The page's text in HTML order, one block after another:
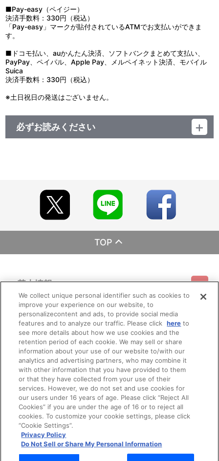
■Pay-easy（ペイジー）
決済手数料：330円（税込）
「Pay-easy」マークが貼付されているATMでお支払いができま
す。
■ドコモ払い、auかんたん決済、ソフトバンクまとめて支払い、
PayPay、ペイパル、Apple Pay、メルペイネット決済、モバイル
Suica
決済手数料：330円（税込）
※土日祝日の発送はございません。
必ずお読みください
※本商品は準備数に限りがございます。準備数に達した場合、早
期にご注文の受付を終了させていただくことがございます。
※ご要望多数の場合、お届け時期を変更し、再度受注を行うこと
がございます。
※「在庫がありません」表示後も、ご注文のキャンセルや支払い
期限切れが発生した際は販売を再開させていただく場合がございま
す。あらかじめご了承ください。
※仕様等は予告なく変更となる場合がございます。
※商品画像はイメージです。実際の仕様とは異なる場合がござい
ます。あらかじめご了承ください。
※すでにご注文しているかのご確認には、「マイページ」→「ご
注文履歴」にてご確認いただけます。
■ご注文・お支払いについて
※ご注文は、１注文につき各30個までとなります。
※本商品のご注文はバンダイナムコフィルムワークス公式ショッ
プ『A-on STORE』が承り、発送を行います。
なお、ご注文には、バンダイナムコフィルムワークス公式ショ
ップ『A-on STORE』の会員登録（無料）が必要となります。
※本商品は、「新劇場版 銀魂 -吉原大炎上-」グッズとのみ、買い
合わせが可能です。
※A-on STOREでの決済方法は「カード決済」「コンビニ決済」
「Pay-easy（ペイジー）」「WEB・スマホ決済」のみとなりま
す。
※メール受信設定を行っているお客様につきましては、必ず
[@bnfw.co.jp]のドメイン指定受信の設定をお願いいたします。
(受信許可の設定を行わないとメールが「迷惑メールフォルダ」
に入る場合や届かない場合がございます。)
TOP
基本情報
利用規約 特定商取引法に基づく表示 プライバシーポリシー
プライバシーオプション 会社概要
ご利用情報
ご利用ガイド サイトマップ お問い合わせ
Do Not Sell or Share My Personal Information
会員メニュー
ログイン 会員規約 新規会員登録
その他のご案内
公式X バンダイナムコフィルムワークス
We collect unique personal identifier such as cookies to
improve your experience on our website, to
personalizecontent and ads, to provide social media
features and to analyze our traffic. Please click here to
see more details about how we use cookies and the
retention period of each cookie. We may sell or share
information about your use of our website to/with our
analytics and advertising partners, who may combine it
with other information that you have provided to them
or that they have collected from your use of their
services. However, we do not set and use cookies for
our users under 16 years of age. Please click “Reject All
Cookies” if you are under the age of 16 or to reject all
cookies. To customize your cookie settings, please click
“Cookie Settings”.
Privacy Policy
Do Not Sell or Share My Personal Information